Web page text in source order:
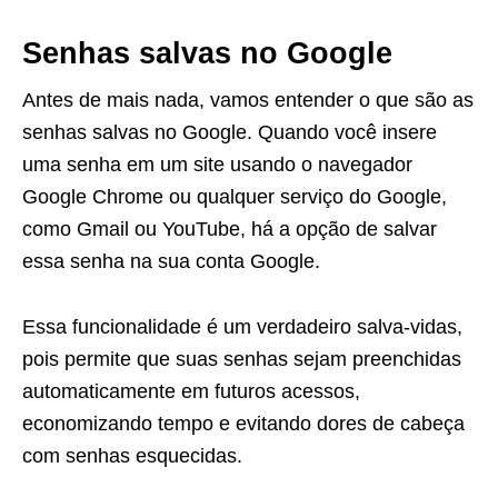
Senhas salvas no Google
Antes de mais nada, vamos entender o que são as
senhas salvas no Google. Quando você insere
uma senha em um site usando o navegador
Google Chrome ou qualquer serviço do Google,
como Gmail ou YouTube, há a opção de salvar
essa senha na sua conta Google.
Essa funcionalidade é um verdadeiro salva-vidas,
pois permite que suas senhas sejam preenchidas
automaticamente em futuros acessos,
economizando tempo e evitando dores de cabeça
com senhas esquecidas.